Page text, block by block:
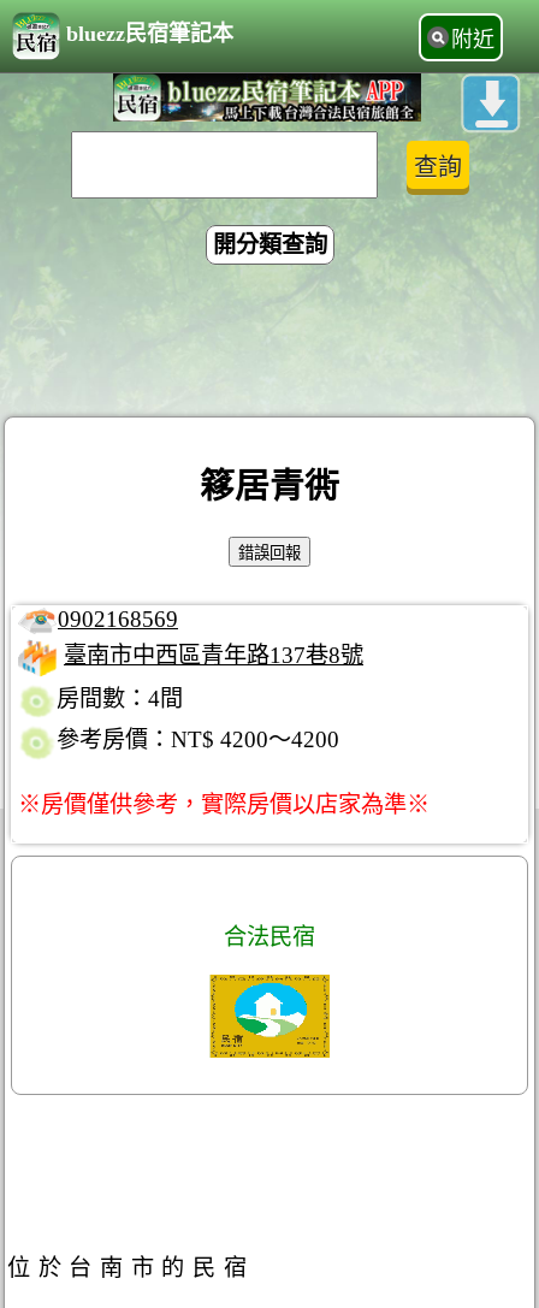
bluezz民宿筆記本 附近
開分類查詢
簃居青衖
0902168569
臺南市中西區青年路137巷8號
房間數：4間
參考房價：NT$ 4200～4200
※房價僅供參考，實際房價以店家為準※
合法民宿
位於台南市的民宿